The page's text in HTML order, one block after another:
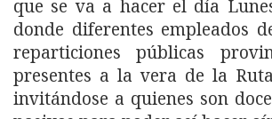
que se va a hacer el día
donde diferentes empleados
reparticiones públicas
presentes a la vera de la
invitándose a quienes son